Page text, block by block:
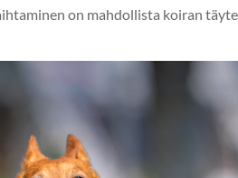
on mahdollista koiran